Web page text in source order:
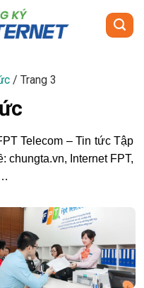
/ Trang 3
Telecom – Tin tức Tập
chungta.vn, Internet FPT,